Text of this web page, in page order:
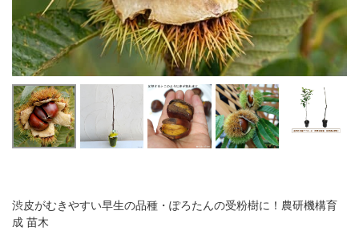
渋皮がむきやすい早生の品種・ぽろたんの受粉樹に！農研機構育
成 苗木